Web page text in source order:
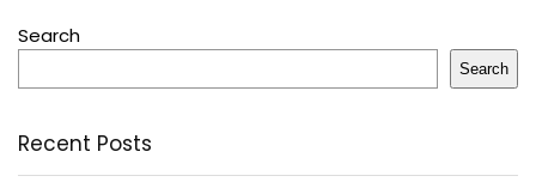
Search
Search
Recent Posts